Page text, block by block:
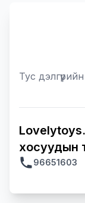
Тус дэлгүүрийн
хосуудын
96651603